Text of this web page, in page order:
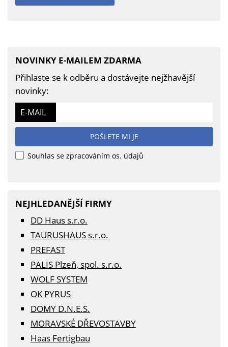
NOVINKY E-MAILEM ZDARMA
Přihlaste se k odběru a dostávejte nejžhavější
novinky:
E-MAIL
POŠLETE MI JE
Souhlas se zpracováním os. údajů
NEJHLEDANĚJŠÍ FIRMY
DD Haus s.r.o.
TAURUSHAUS s.r.o.
PREFAST
PALIS Plzeň, spol. s.r.o.
WOLF SYSTEM
OK PYRUS
DOMY D.N.E.S.
MORAVSKÉ DŘEVOSTAVBY
Haas Fertigbau